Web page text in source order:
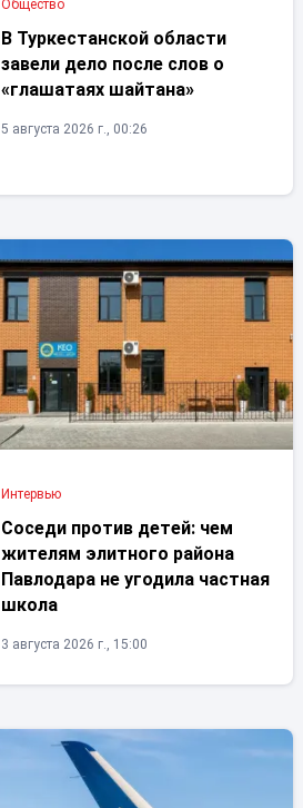
Общество
В Туркестанской области
завели дело после слов о
«глашатаях шайтана»
5 августа 2026 г., 00:26
Интервью
Соседи против детей: чем
жителям элитного района
Павлодара не угодила частная
школа
3 августа 2026 г., 15:00